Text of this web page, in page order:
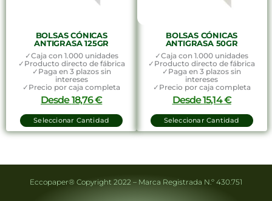
BOLSAS CÓNICAS
ANTIGRASA 125GR
✓Caja con 1.000 unidades
✓Producto directo de fábrica
✓Paga en 3 plazos sin
intereses
✓Precio por caja completa
Desde18,76€
Seleccionar Cantidad
BOLSAS CÓNICAS
ANTIGRASA 50GR
✓Caja con 1.000 unidades
✓Producto directo de fábrica
✓Paga en 3 plazos sin
intereses
✓Precio por caja completa
Desde15,14€
Seleccionar Cantidad
Eccopaper® Copyright 2022 – Marca Registrada N.º 430.751